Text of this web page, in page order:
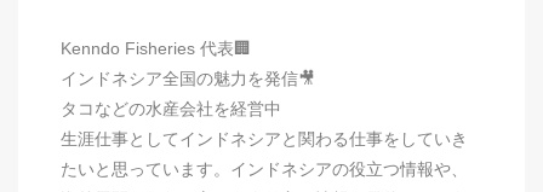
Kenndo Fisheries 代表🏢
インドネシア全国の魅力を発信🎥
タコなどの水産会社を経営中
生涯仕事としてインドネシアと関わる仕事をしていき
たいと思っています。インドネシアの役立つ情報や、